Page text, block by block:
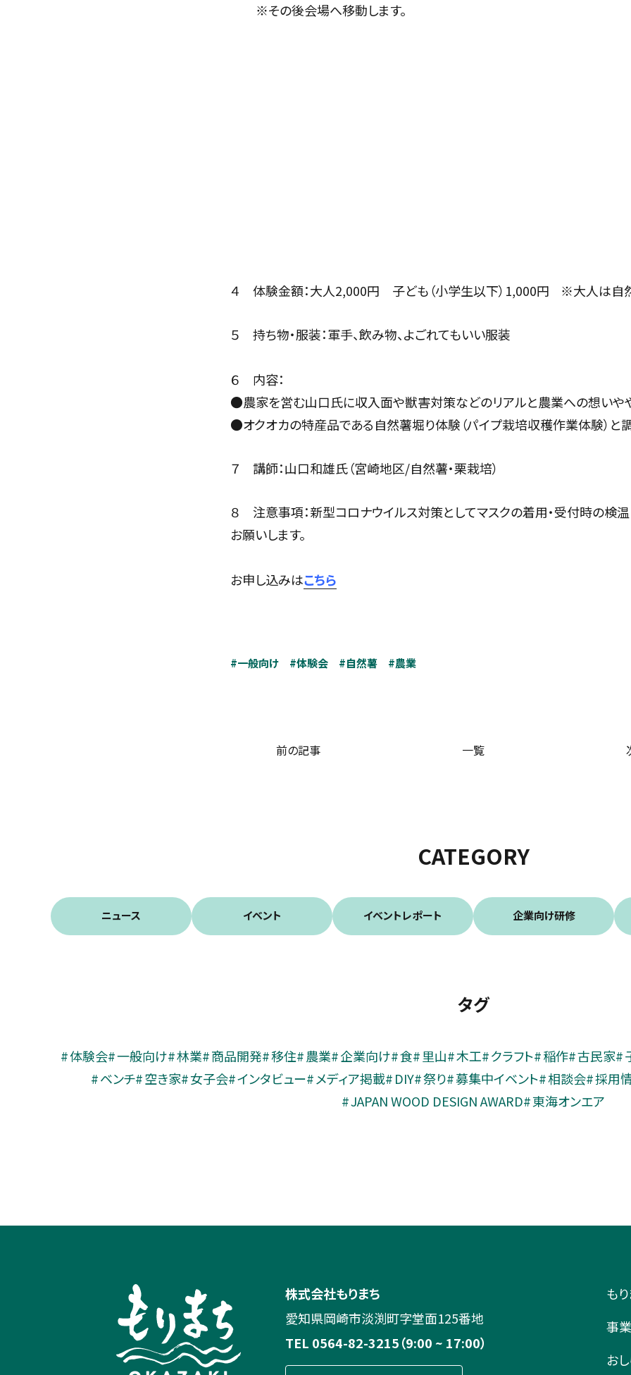
※その後会場へ移動します。
４ 体験金額：大人2,000円 子ども（小学生以下）1,000円 ※大人は自
５ 持ち物・服装：軍手、飲み物、よごれてもいい服装
６ 内容：
●農家を営む山口氏に収入面や獣害対策などのリアルと農業への想いや
●オクオカの特産品である自然薯堀り体験（パイプ栽培収穫作業体験）と調
７ 講師：山口和雄氏（宮崎地区/自然薯・栗栽培）
８ 注意事項：新型コロナウイルス対策としてマスクの着用・受付時の検
お願いします。
お申し込みはこちら
#一般向け #体験会 #自然薯 #農業
前の記事 一覧
CATEGORY
ニュース イベント イベントレポート 企業向け研修
タグ
体験会 一般向け 林業 商品開発 移住 農業 企業向け 食 里山 木工 クラフト 稲作 古民家
ベンチ 空き家 女子会 インタビュー メディア掲載 DIY 祭り 募集中イベント 相談会 採用
JAPAN WOOD DESIGN AWARD 東海オンエア
株式会社もりまち
愛知県岡崎市淡渕町字堂面125番地
TEL 0564-82-3215（9:00 ~ 17:00）
も
事
お